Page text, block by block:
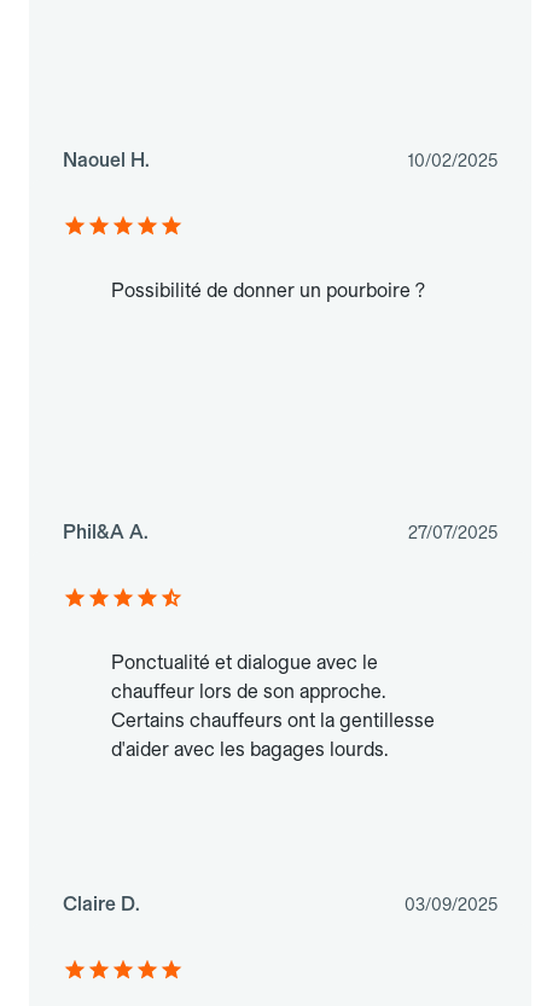
Naouel H. 10/02/2025
Possibilité de donner un pourboire ?
Phil&A A. 27/07/2025
Ponctualité et dialogue avec le
chauffeur lors de son approche.
Certains chauffeurs ont la gentillesse
d'aider avec les bagages lourds.
Claire D. 03/09/2025